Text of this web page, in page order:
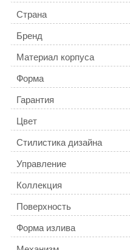
Страна
Бренд
Материал корпуса
Форма
Гарантия
Цвет
Стилистика дизайна
Управление
Коллекция
Поверхность
Форма излива